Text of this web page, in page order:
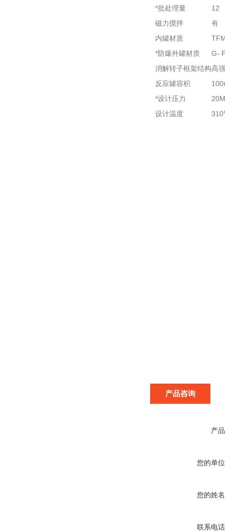
*批处理量
12
磁力搅拌
有
内罐材质
*防爆外罐材质
G-
消解转子框架结构高
反应罐容积
*设计压力
设计温度
产品咨询
产
您的单
您的姓
联系电